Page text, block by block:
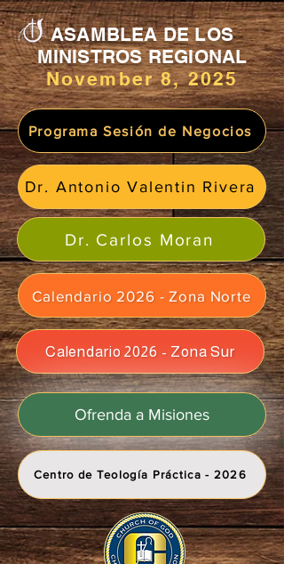
ASAMBLEA DE LOS
MINISTROS REGIONAL
November 8, 2025
Programa Sesión de Negocios
Dr. Antonio Valentin Rivera
Dr. Carlos Moran
Calendario 2026 - Zona Norte
Calendario 2026 - Zona Sur
Ofrenda a Misiones
Centro de Teología Práctica - 2026